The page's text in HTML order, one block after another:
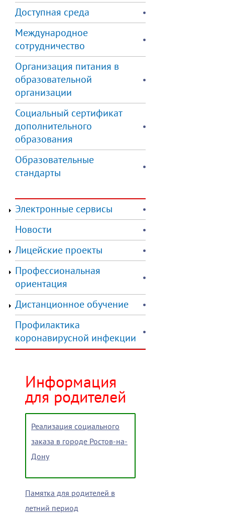
Доступная среда
Международное
сотрудничество
Организация питания в
образовательной
организации
Социальный сертификат
дополнительного
образования
Образовательные
стандарты
Электронные сервисы
Новости
Лицейские проекты
Профессиональная
ориентация
Дистанционное обучение
Профилактика
коронавирусной инфекции
Информация
для родителей
Реализация социального
заказа в городе Ростов-на-
Дону
Памятка для родителей в
летний период